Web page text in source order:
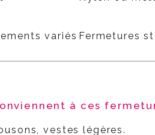
variés Fermetures
à ces
vestes légères.